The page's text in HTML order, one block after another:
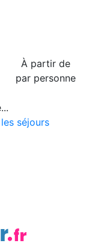
À partir de
par personne
séjours